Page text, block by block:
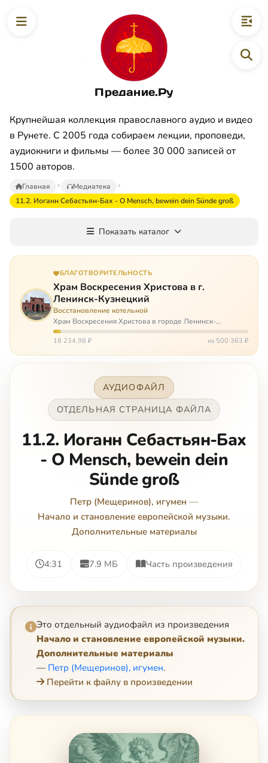
Предание.Ру
Крупнейшая коллекция православного аудио и видео
в Рунете. С 2005 года собираем лекции, проповеди,
аудиокниги и фильмы — более 30 000 записей от
1500 авторов.
Главная
Медиатека
11.2. Иоганн Себастьян-Бах - O Mensch, bewein dein Sünde groß
Показать каталог
БЛАГОТВОРИТЕЛЬНОСТЬ
Храм Воскресения Христова в г.
Ленинск-Кузнецкий
Восстановление котельной
Храм Воскресения Христова в городе Ленинск-
Кузнецкий в Кемеровской области – совсем новый, он
открылся всего 20 назад. И сейчас храм может вообще
18 234,98 ₽ из 500 363 ₽
АУДИОФАЙЛ
ОТДЕЛЬНАЯ СТРАНИЦА ФАЙЛА
11.2. Иоганн Себастьян-Бах
- O Mensch, bewein dein
Sünde groß
Петр (Мещеринов), игумен —
Начало и становление европейской музыки.
Дополнительные материалы
4:31 7.9 МБ Часть произведения
Это отдельный аудиофайл из произведения
Начало и становление европейской музыки.
Дополнительные материалы
— Петр (Мещеринов), игумен.
Перейти к файлу в произведении